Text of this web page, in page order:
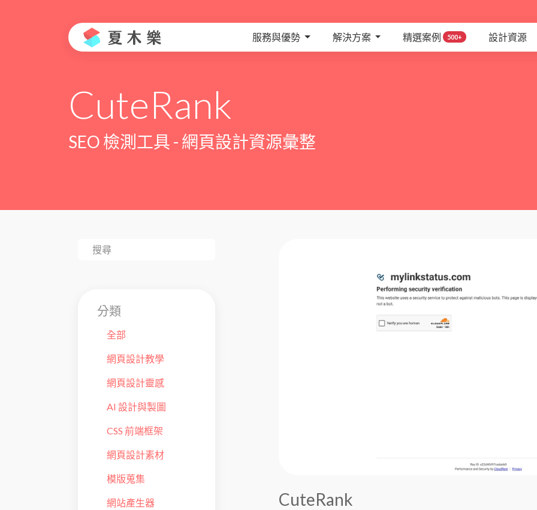
服務與優勢 解決方案 精選案例 500+ 設計資源
CuteRank
SEO 檢測工具 - 網頁設計資源彙整
分類
全部
網頁設計教學
網頁設計靈感
AI 設計與製圖
CSS 前端框架
網頁設計素材
模版蒐集
網站產生器 CuteRank